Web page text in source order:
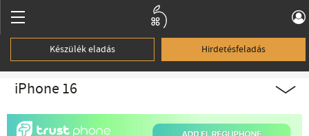
Készülék eladás Hirdetésfeladás
iPhone 16